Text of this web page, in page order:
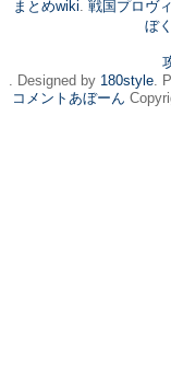
まとめwiki. 戦国プロヴ
ぼ
. Designed by 180style.
コメントあぼーん